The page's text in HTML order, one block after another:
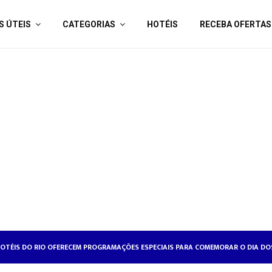
ÚTEIS CATEGORIAS HOTÉIS RECEBA OFERTAS
REALIZA CICLO DE SEMINÁRIOS SOBRE RELAÇÕES DE TRABALHO NA